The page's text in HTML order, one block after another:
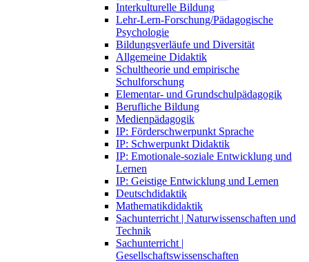
Interkulturelle Bildung
Lehr-Lern-Forschung/Pädagogische
Psychologie
Bildungsverläufe und Diversität
Allgemeine Didaktik
Schultheorie und empirische
Schulforschung
Elementar- und Grundschulpädagogik
Berufliche Bildung
Medienpädagogik
IP: Förderschwerpunkt Sprache
IP: Schwerpunkt Didaktik
IP: Emotionale-soziale Entwicklung und
Lernen
IP: Geistige Entwicklung und Lernen
Deutschdidaktik
Mathematikdidaktik
Sachunterricht | Naturwissenschaften und
Technik
Sachunterricht |
Gesellschaftswissenschaften